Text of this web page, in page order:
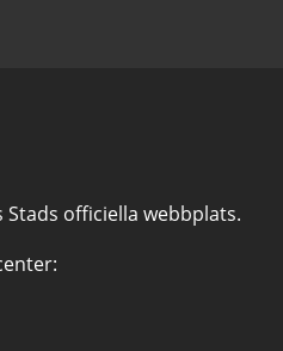
officiella webbplats.